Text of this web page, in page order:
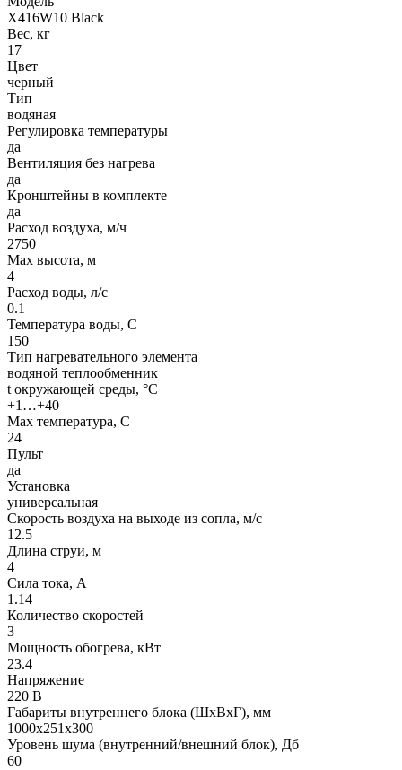
X416W10 Black
Вес, кг
17
Цвет
черный
Тип
водяная
Регулировка температуры
да
Вентиляция без нагрева
да
Кронштейны в комплекте
да
Расход воздуха, м/ч
2750
Max высота, м
4
Расход воды, л/с
0.1
Температура воды, C
150
Тип нагревательного элемента
водяной теплообменник
t окружающей среды, °C
+1…+40
Max температура, C
24
Пульт
да
Установка
универсальная
Скорость воздуха на выходе из сопла, м/с
12.5
Длина струи, м
4
Сила тока, A
1.14
Количество скоростей
3
Мощность обогрева, кВт
23.4
Напряжение
220 В
Габариты внутреннего блока (ШхВхГ), мм
1000х251х300
Уровень шума (внутренний/внешний блок), Дб
60